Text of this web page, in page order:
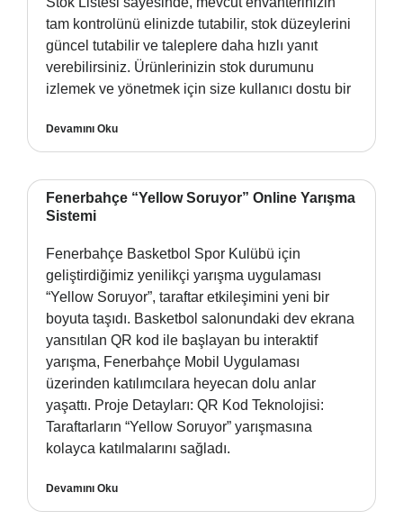
tam kontrolünü elinizde tutabilir, stok düzeylerini
güncel tutabilir ve taleplere daha hızlı yanıt
verebilirsiniz. Ürünlerinizin stok durumunu
izlemek ve yönetmek için size kullanıcı dostu bir
Devamını Oku
Fenerbahçe “Yellow Soruyor” Online Yarışma
Sistemi
Fenerbahçe Basketbol Spor Kulübü için
geliştirdiğimiz yenilikçi yarışma uygulaması
“Yellow Soruyor”, taraftar etkileşimini yeni bir
boyuta taşıdı. Basketbol salonundaki dev ekrana
yansıtılan QR kod ile başlayan bu interaktif
yarışma, Fenerbahçe Mobil Uygulaması
üzerinden katılımcılara heyecan dolu anlar
yaşattı. Proje Detayları: QR Kod Teknolojisi:
Taraftarların “Yellow Soruyor” yarışmasına
kolayca katılmalarını sağladı.
Devamını Oku